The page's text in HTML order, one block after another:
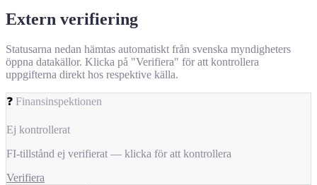
Extern verifiering
Statusarna nedan hämtas automatiskt från svenska myndigheters
öppna datakällor. Klicka på "Verifiera" för att kontrollera
uppgifterna direkt hos respektive källa.
❓ Finansinspektionen
Ej kontrollerat
FI-tillstånd ej verifierat — klicka för att kontrollera
Verifiera